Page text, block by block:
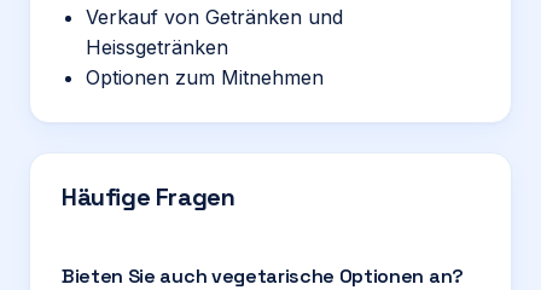
Verkauf von Getränken und
Heissgetränken
Optionen zum Mitnehmen
Häufige Fragen
Bieten Sie auch vegetarische Optionen an?